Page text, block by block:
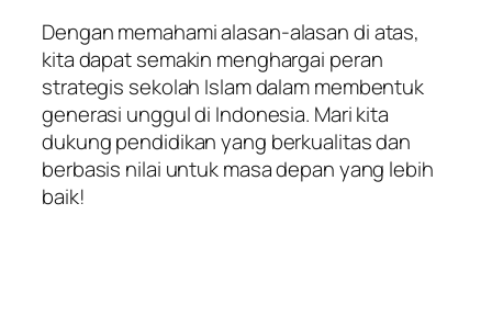
Dengan memahami alasan-alasan di atas,
kita dapat semakin menghargai peran
strategis sekolah Islam dalam membentuk
generasi unggul di Indonesia. Mari kita
dukung pendidikan yang berkualitas dan
berbasis nilai untuk masa depan yang lebih
baik!